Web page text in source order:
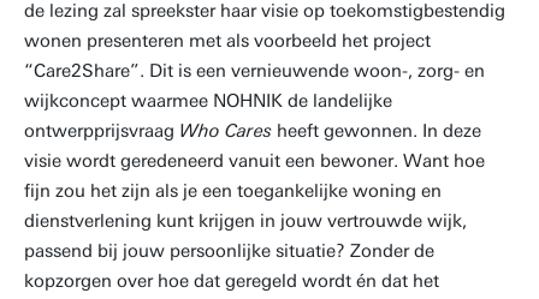
de lezing zal spreekster haar visie op toekomstigbestendig
wonen presenteren met als voorbeeld het project
“Care2Share”. Dit is een vernieuwende woon-, zorg- en
wijkconcept waarmee NOHNIK de landelijke
ontwerpprijsvraag Who Cares heeft gewonnen. In deze
visie wordt geredeneerd vanuit een bewoner. Want hoe
fijn zou het zijn als je een toegankelijke woning en
dienstverlening kunt krijgen in jouw vertrouwde wijk,
passend bij jouw persoonlijke situatie? Zonder de
kopzorgen over hoe dat geregeld wordt én dat het